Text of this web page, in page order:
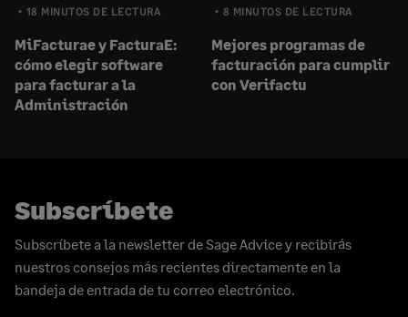
18 MINUTOS DE LECTURA
MiFacturae y FacturaE:
cómo elegir software
para facturar a la
Administración
8 MINUTOS DE LECTURA
Mejores programas de
facturación para cumplir
con Verifactu
Subscríbete
Subscríbete a la newsletter de Sage Advice y recibirás
nuestros consejos más recientes directamente en la
bandeja de entrada de tu correo electrónico.